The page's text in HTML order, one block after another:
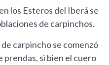
los Esteros del Iberá se
de carpinchos.
carpincho se comenzó
prendas, si bien el cuero